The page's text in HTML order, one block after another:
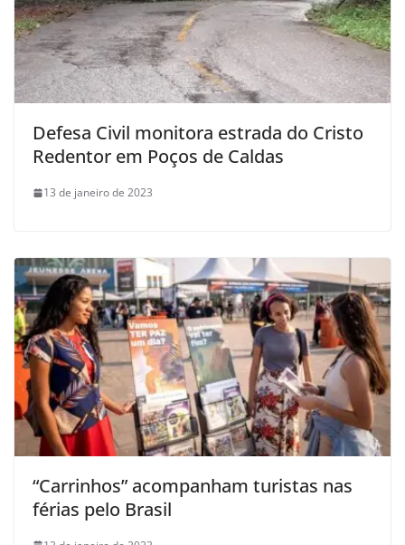
Defesa Civil monitora estrada do Cristo
Redentor em Poços de Caldas
13 de janeiro de 2023
“Carrinhos” acompanham turistas nas
férias pelo Brasil